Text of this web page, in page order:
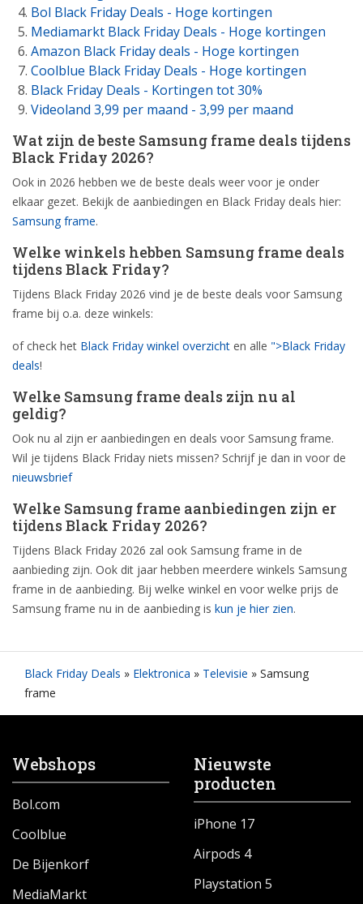
Bol Black Friday Deals - Hoge kortingen
Mediamarkt Black Friday Deals - Hoge kortingen
Amazon Black Friday deals - Hoge kortingen
Coolblue Black Friday Deals - Hoge kortingen
Black Friday Deals - Kortingen tot 30%
Videoland 3,99 per maand - 3,99 per maand
Wat zijn de beste Samsung frame deals tijdens
Black Friday 2026?
Ook in 2026 hebben we de beste deals weer voor je onder
elkaar gezet. Bekijk de aanbiedingen en Black Friday deals hier:
Samsung frame.
Welke winkels hebben Samsung frame deals
tijdens Black Friday?
Tijdens Black Friday 2026 vind je de beste deals voor Samsung
frame bij o.a. deze winkels:
of check het Black Friday winkel overzicht en alle ">Black Friday
deals!
Welke Samsung frame deals zijn nu al
geldig?
Ook nu al zijn er aanbiedingen en deals voor Samsung frame.
Wil je tijdens Black Friday niets missen? Schrijf je dan in voor de
nieuwsbrief
Welke Samsung frame aanbiedingen zijn er
tijdens Black Friday 2026?
Tijdens Black Friday 2026 zal ook Samsung frame in de
aanbieding zijn. Ook dit jaar hebben meerdere winkels Samsung
frame in de aanbieding. Bij welke winkel en voor welke prijs de
Samsung frame nu in de aanbieding is kun je hier zien.
Black Friday Deals » Elektronica » Televisie » Samsung
frame
Webshops
Bol.com
Coolblue
De Bijenkorf
MediaMarkt
Nieuwste
producten
iPhone 17
Airpods 4
Playstation 5